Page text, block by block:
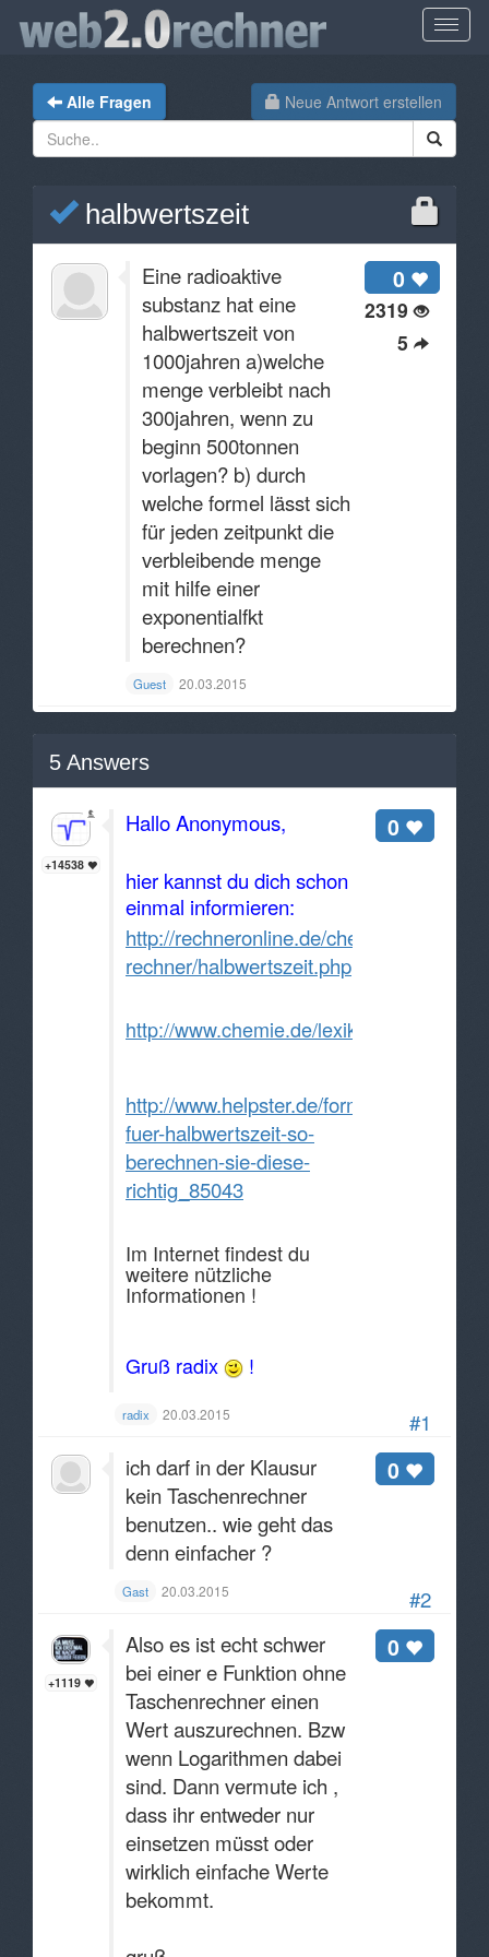
Neue Antwort erstellen
Alle Fragen
halbwertszeit
0
2319
5
Eine radioaktive
substanz hat eine
halbwertszeit von
1000jahren a)welche
menge verbleibt nach
300jahren, wenn zu
beginn 500tonnen
vorlagen? b) durch
welche formel lässt sich
für jeden zeitpunkt die
verbleibende menge
mit hilfe einer
exponentialfkt
berechnen?
Guest 20.03.2015
5 Answers
#1
+14538
0
Hallo Anonymous,
hier kannst du dich schon
einmal informieren:
http://rechneronline.de/chemie-
rechner/halbwertszeit.php
http://www.chemie.de/lexikon/
http://www.helpster.de/formel-
fuer-halbwertszeit-so-
berechnen-sie-diese-
richtig_85043
Im Internet findest du
weitere nützliche
Informationen !
Gruß radix !
radix 20.03.2015
#2
0
ich darf in der Klausur
kein Taschenrechner
benutzen.. wie geht das
denn einfacher ?
Gast 20.03.2015
+1119
0
Also es ist echt schwer
bei einer e Funktion ohne
Taschenrechner einen
Wert auszurechnen. Bzw
wenn Logarithmen dabei
sind. Dann vermute ich ,
dass ihr entweder nur
einsetzen müsst oder
wirklich einfache Werte
bekommt.